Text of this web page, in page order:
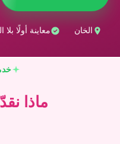
الخان معاينة أولًا بلا
ماذا